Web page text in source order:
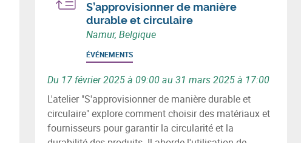
S’approvisionner de manière
durable et circulaire
Namur, Belgique
ÉVÉNEMENTS
Du 17 février 2025 à 09:00 au 31 mars 2025 à 17:00
L'atelier "S'approvisionner de manière durable et
circulaire" explore comment choisir des matériaux et
fournisseurs pour garantir la circularité et la